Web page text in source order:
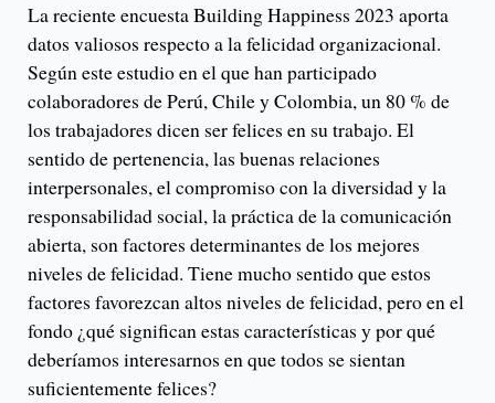
La reciente encuesta Building Happiness 2023 aporta
datos valiosos respecto a la felicidad organizacional.
Según este estudio en el que han participado
colaboradores de Perú, Chile y Colombia, un 80 % de
los trabajadores dicen ser felices en su trabajo. El
sentido de pertenencia, las buenas relaciones
interpersonales, el compromiso con la diversidad y la
responsabilidad social, la práctica de la comunicación
abierta, son factores determinantes de los mejores
niveles de felicidad. Tiene mucho sentido que estos
factores favorezcan altos niveles de felicidad, pero en el
fondo ¿qué significan estas características y por qué
deberíamos interesarnos en que todos se sientan
suficientemente felices?